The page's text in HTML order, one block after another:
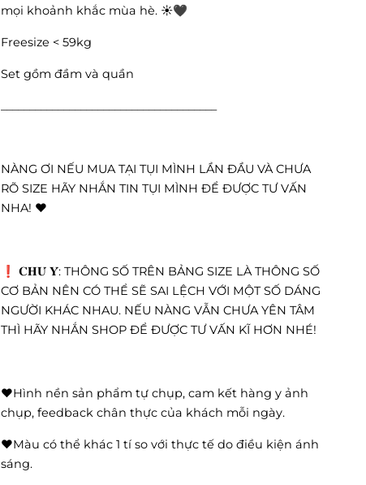
mọi khoảnh khắc mùa hè. ☀️🖤
Freesize < 59kg
Set gồm đầm và quần
NÀNG ƠI NẾU MUA TẠI TỤI MÌNH LẦN ĐẦU VÀ CHƯA
RÕ SIZE HÃY NHẮN TIN TỤI MÌNH ĐỂ ĐƯỢC TƯ VẤN
NHA! ❤️
❗️ 𝐂𝐇𝐔́ 𝐘́: THÔNG SỐ TRÊN BẢNG SIZE LÀ THÔNG SỐ
CƠ BẢN NÊN CÓ THỂ SẼ SAI LỆCH VỚI MỘT SỐ DÁNG
NGƯỜI KHÁC NHAU. NẾU NÀNG VẪN CHƯA YÊN TÂM
THÌ HÃY NHẮN SHOP ĐỂ ĐƯỢC TƯ VẤN KĨ HƠN NHÉ!
❤️Hình nền sản phẩm tự chụp, cam kết hàng y ảnh
chụp, feedback chân thực của khách mỗi ngày.
❤️Màu có thể khác 1 tí so với thực tế do điều kiện ánh
sáng.